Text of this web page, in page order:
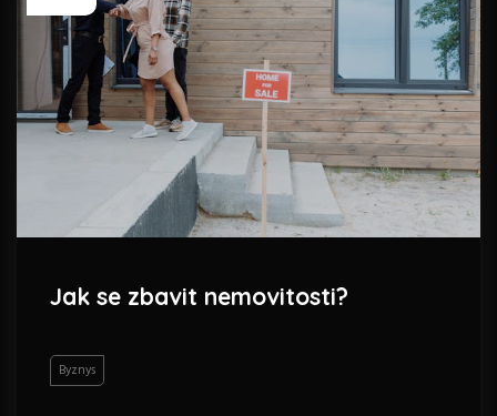
Jak se zbavit nemovitosti?
Byznys